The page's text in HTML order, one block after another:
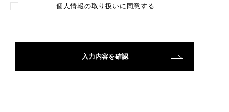
個人情報の取り扱いに同意する